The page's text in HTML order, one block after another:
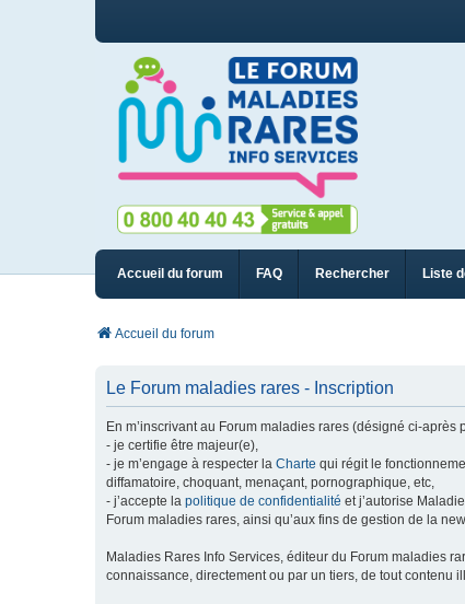
Accueil du forum FAQ Rechercher Liste
Accueil du forum
Le Forum maladies rares - Inscription
En m’inscrivant au Forum maladies rares (désigné ci-
- je certifie être majeur(e),
- je m’engage à respecter la Charte qui régit le
diffamatoire, choquant, menaçant, pornographique, etc,
- j’accepte la politique de confidentialité et j’autorise
Forum maladies rares, ainsi qu’aux fins de gestion de la
Maladies Rares Info Services, éditeur du Forum maladies
connaissance, directement ou par un tiers, de tout contenu